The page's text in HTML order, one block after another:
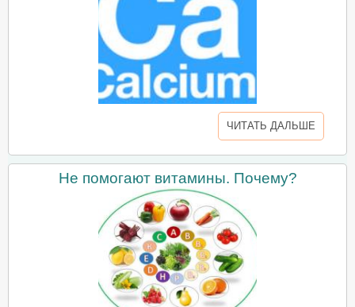
ЧИТАТЬ ДАЛЬШЕ
Не помогают витамины. Почему?